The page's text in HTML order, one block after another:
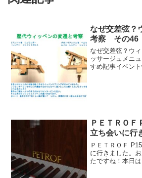
なぜ交差弦？
考察 その46
なぜ交差弦？ウ
ッサージュメニ
すめ記事イベン
ＰＥＴＲＯＦ
立ち会いに行
ＰＥＴＲＯＦ
に行きました。
たですね！本日